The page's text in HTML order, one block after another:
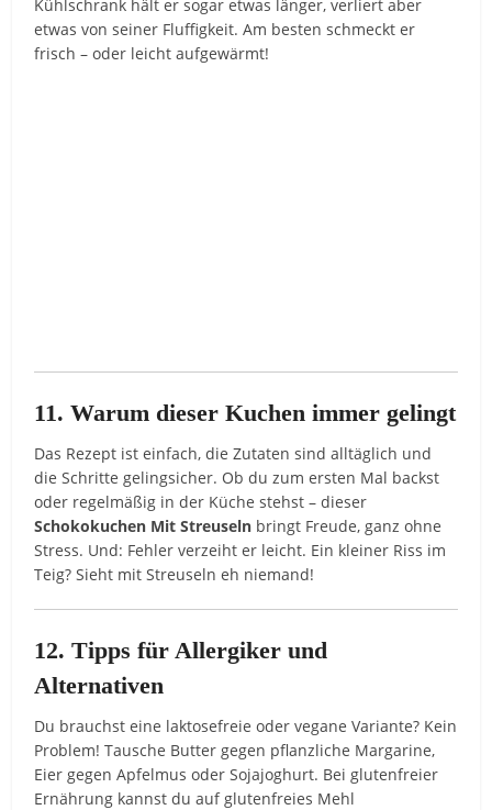
Kühlschrank hält er sogar etwas länger, verliert aber
etwas von seiner Fluffigkeit. Am besten schmeckt er
frisch – oder leicht aufgewärmt!
11. Warum dieser Kuchen immer gelingt
Das Rezept ist einfach, die Zutaten sind alltäglich und
die Schritte gelingsicher. Ob du zum ersten Mal backst
oder regelmäßig in der Küche stehst – dieser
Schokokuchen Mit Streuseln bringt Freude, ganz ohne
Stress. Und: Fehler verzeiht er leicht. Ein kleiner Riss im
Teig? Sieht mit Streuseln eh niemand!
12. Tipps für Allergiker und
Alternativen
Du brauchst eine laktosefreie oder vegane Variante? Kein
Problem! Tausche Butter gegen pflanzliche Margarine,
Eier gegen Apfelmus oder Sojajoghurt. Bei glutenfreier
Ernährung kannst du auf glutenfreies Mehl